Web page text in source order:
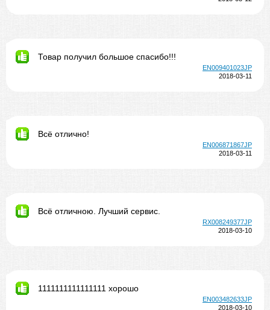
Товар получил большое спасибо!!!
EN009401023JP
2018-03-11
Всё отлично!
EN006871867JP
2018-03-11
Всё отличною. Лучший сервис.
RX008249377JP
2018-03-10
1111111111111111 хорошо
EN003482633JP
2018-03-10